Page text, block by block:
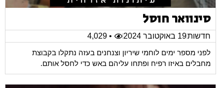
סינוואר חוסל
חדשות19 באוקטובר 2024
• 4,029
לפני מספר ימים לוחמי שיריון וצנחנים בעזה נתקלו בקבוצת
מחבלים באיזו רפיח ופתחו עליהם באש כדי לחסל אותם.